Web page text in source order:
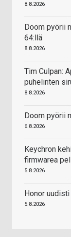
8.8.2026
Doom pyörii
64:llä
8.8.2026
Tim Culpan:
puhelinten
8.8.2026
Doom pyörii
6.8.2026
Keychron
firmwarea
5.8.2026
Honor
5.8.2026